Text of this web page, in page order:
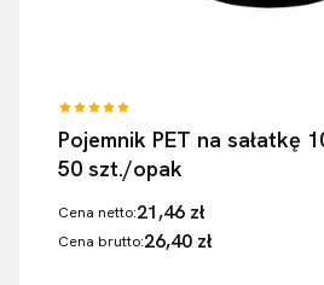
Pojemnik PET na sałatkę
50 szt./opak
Cena netto:21,46 zł
Cena brutto:26,40 zł